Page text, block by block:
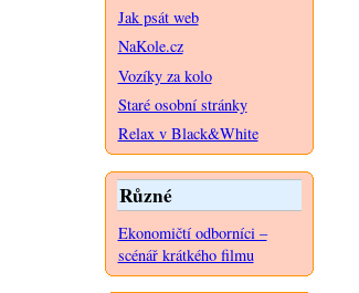
Jak psát web
NaKole.cz
Vozíky za kolo
Staré osobní stránky
Relax v Black&White
Různé
Ekonomičtí odborníci –
scénář krátkého filmu